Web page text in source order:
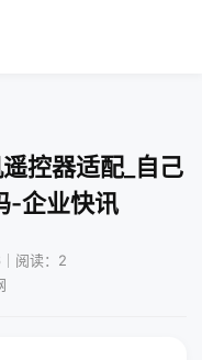
控器适配_自己
-企业快讯
阅读：2